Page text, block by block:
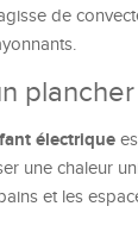
de
électrique
une chaleur
et les